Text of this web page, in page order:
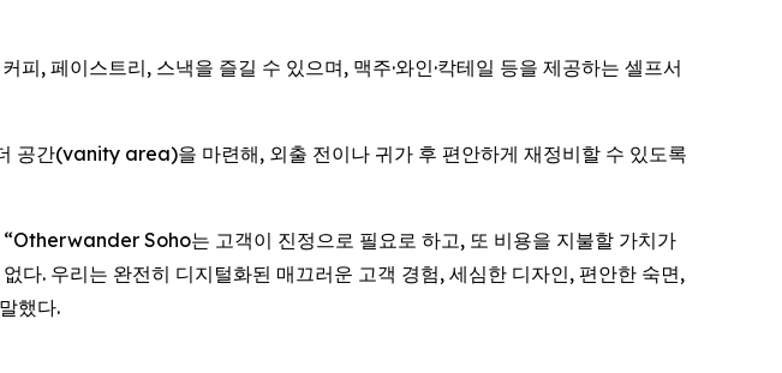
, 페이스트리, 스낵을 즐길 수 있으며, 맥주·와인·칵테일 등을 제공하는 셀프서
공간(vanity area)을 마련해, 외출 전이나 귀가 후 편안하게 재정비할 수 있도록
“Otherwander Soho는 고객이 진정으로 필요로 하고, 또 비용을 지불할 가치가
다. 우리는 완전히 디지털화된 매끄러운 고객 경험, 세심한 디자인, 편안한 숙면,
했다.